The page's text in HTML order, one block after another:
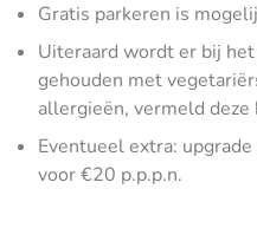
Gratis parkeren is
Uiteraard wordt er bij
gehouden met
allergieën, vermeld
Eventueel extra:
voor €20 p.p.p.n.